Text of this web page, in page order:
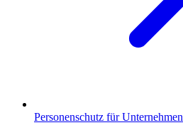
Personenschutz für Unternehmen